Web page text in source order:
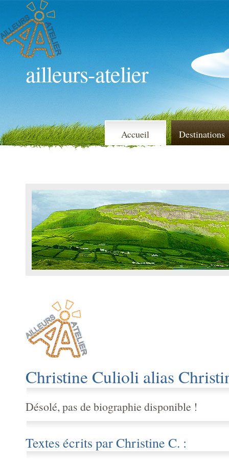
ailleurs-atelier
Accueil Destinations
Christine Culioli alias
Désolé, pas de biographie disponible !
Textes écrits par Christine C. :